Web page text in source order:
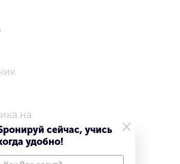
на
в
×
сейчас, учись
удобно!